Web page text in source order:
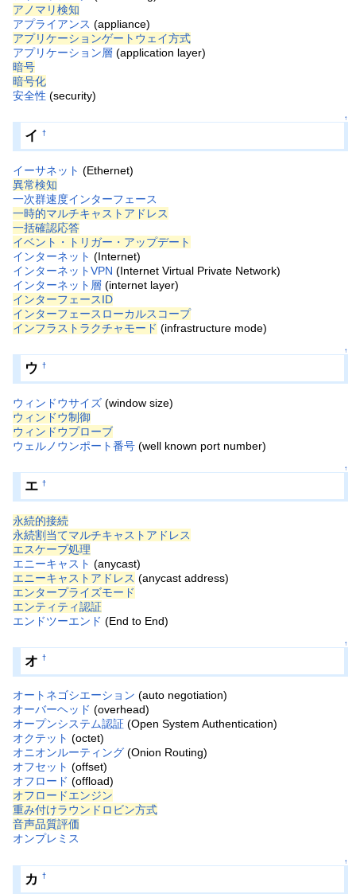
アノマリ検知
アプライアンス (appliance)
アプリケーションゲートウェイ方式
アプリケーション層 (application layer)
暗号
暗号化
安全性 (security)
↑
イ †
イーサネット (Ethernet)
異常検知
一次群速度インターフェース
一時的マルチキャストアドレス
一括確認応答
イベント・トリガー・アップデート
インターネット (Internet)
インターネットVPN (Internet Virtual Private Network)
インターネット層 (internet layer)
インターフェースID
インターフェースローカルスコープ
インフラストラクチャモード (infrastructure mode)
↑
ウ †
ウィンドウサイズ (window size)
ウィンドウ制御
ウィンドウプローブ
ウェルノウンポート番号 (well known port number)
↑
エ †
永続的接続
永続割当てマルチキャストアドレス
エスケープ処理
エニーキャスト (anycast)
エニーキャストアドレス (anycast address)
エンタープライズモード
エンティティ認証
エンドツーエンド (End to End)
↑
オ †
オートネゴシエーション (auto negotiation)
オーバーヘッド (overhead)
オープンシステム認証 (Open System Authentication)
オクテット (octet)
オニオンルーティング (Onion Routing)
オフセット (offset)
オフロード (offload)
オフロードエンジン
重み付けラウンドロビン方式
音声品質評価
オンプレミス
↑
カ †